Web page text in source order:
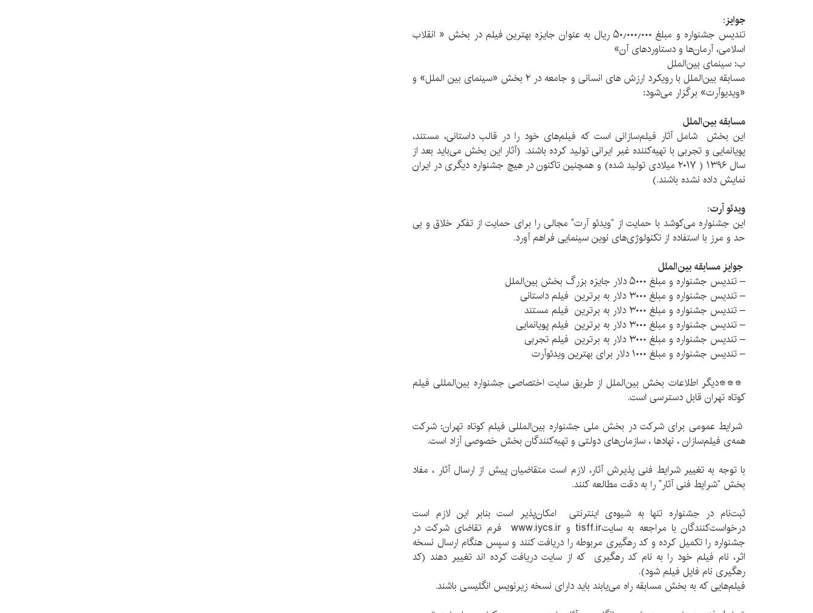
جوایز:
تندیس جشنواره و مبلغ ۵۰٫۰۰۰٫۰۰۰ ریال به عنوان جایزه بهترین فیلم در بخش « انقلاب
اسلامی، آرمان‌ها و دستاوردهای آن»
ب: سینمای بین‌الملل
مسابقه بین‌الملل با رویکرد ارزش های انسانی و جامعه در ۲ بخش «سینمای بین الملل» و
«ویدیوآرت» برگزار می‌‌شود:
مسابقه بین‌الملل
این بخش شامل آثار فیلم‌سازانی است که فیلم‌های خود را در قالب داستانی، مستند،
پویانمایی و تجربی با تهیه‌کننده غیر ایرانی تولید کرده باشند. (آثار این بخش می‌باید بعد از
سال ۱۳۹۶ ( ۲۰۱۷ میلادی تولید شده) و همچنین تاکنون در هیچ جشنواره دیگری در ایران
نمایش داده نشده باشند.)
ویدئو آرت:
این جشنواره می‌کوشد با حمایت از “ویدئو آرت” مجالی را برای حمایت از تفکر خلاق و بی
حد و مرز با استفاده از تکنولوژی‌های نوین سینمایی فراهم آورد.
جوایز مسابقه بین‌الملل
– تندیس جشنواره و مبلغ ۵۰۰۰ دلار جایزه بزرگ بخش بین‌الملل
– تندیس جشنواره و مبلغ ۳۰۰۰ دلار به برترین فیلم داستانی
– تندیس جشنواره و مبلغ ۳۰۰۰ دلار به برترین فیلم مستند
– تندیس جشنواره و مبلغ ۳۰۰۰ دلار به برترین فیلم پویانمایی
– تندیس جشنواره و مبلغ ۳۰۰۰ دلار به برترین فیلم تجربی
– تندیس جشنواره و مبلغ ۱۰۰۰ دلار برای بهترین ویدئوآرت
***دیگر اطلاعات بخش بین‌الملل از طریق سایت اختصاصی جشنواره بین‌المللی فیلم
کوتاه تهران قابل دسترسی است.
شرایط عمومی برای شرکت در بخش ملی جشنواره بین‌المللی فیلم کوتاه تهران: شرکت
همه‌ی فیلم‌سازان ، نهادها ، سازمان‌های دولتی و تهیه‌کنندگان بخش خصوصی آزاد است.
با توجه به تغییر شرایط فنی پذیرش آثار، لازم است متقاضیان پیش از ارسال آثار ، مفاد
بخش “شرایط فنی آثار” را به دقت مطالعه کنند.
ثبت‌نام در جشنواره تنها به شیوه‌ی اینترنتی امکان‌پذیر است بنابر این لازم است
درخواست‌کنندگان با مراجعه به سایتtisff.ir و www.iycs.ir فرم تقاضای شرکت در
جشنواره را تکمیل کرده و کد رهگیری مربوطه را دریافت کنند و سپس هنگام ارسال نسخه
اثر، نام فیلم خود را به نام کد رهگیری که از سایت دریافت کرده اند تغییر دهند (کد
رهگیری نام فایل فیلم شود).
فیلم‌هایی که به بخش مسابقه راه می‌یابند باید دارای نسخه زیرنویس انگلیسی باشند.